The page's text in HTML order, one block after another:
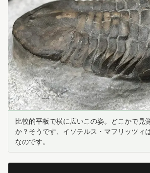
比較的平板で横に広いこの姿。どこかで見
か？そうです、イソテルス・マフリッツィ
なのです。